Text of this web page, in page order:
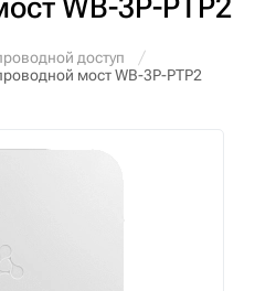
WB-3P-PTP2
доступ
мост WB-3P-PTP2